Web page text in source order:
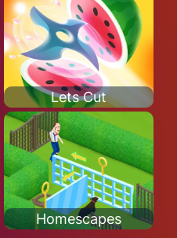
Lets Cut
Homescapes